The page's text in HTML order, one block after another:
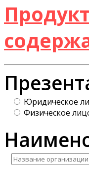
Юридическое
Физическое